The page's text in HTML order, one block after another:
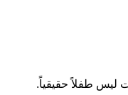
ليس طفلاً حقيقياً.